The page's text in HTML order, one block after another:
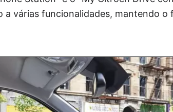
a várias funcionalidades, mantendo o